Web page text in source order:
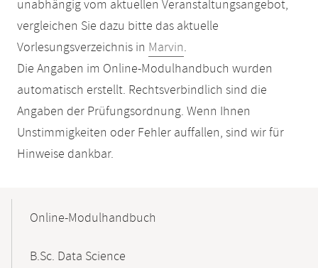
unabhängig vom aktuellen Veranstaltungsangebot,
vergleichen Sie dazu bitte das aktuelle
Vorlesungsverzeichnis in Marvin.
Die Angaben im Online-Modulhandbuch wurden
automatisch erstellt. Rechtsverbindlich sind die
Angaben der Prüfungsordnung. Wenn Ihnen
Unstimmigkeiten oder Fehler auffallen, sind wir für
Hinweise dankbar.
NavigationOnline-Modulhandbuch
B.Sc. Data Science